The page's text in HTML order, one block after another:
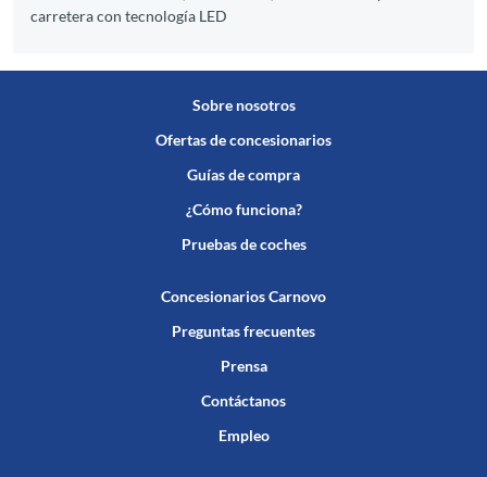
carretera con tecnología LED
Sobre nosotros
Ofertas de concesionarios
Guías de compra
¿Cómo funciona?
Pruebas de coches
Concesionarios Carnovo
Preguntas frecuentes
Prensa
Contáctanos
Empleo